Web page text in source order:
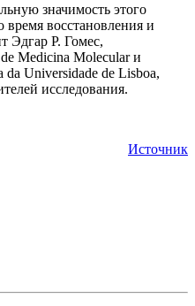
значимость этого
время восстановления и
Эдгар Р. Гомес,
Medicina Molecular и
da Universidade de Lisboa,
исследования.
Источник